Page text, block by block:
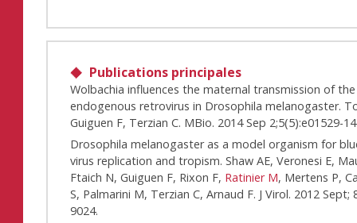
Publications principales
Wolbachia influences the maternal transmission of
endogenous retrovirus in Drosophila melanogaster.
Guiguen F, Terzian C. MBio. 2014 Sep 2;5(5):e01529-
Drosophila melanogaster as a model organism for
virus replication and tropism. Shaw AE, Veronesi E,
Ftaich N, Guiguen F, Rixon F, Ratinier M, Mertens P,
S, Palmarini M, Terzian C, Arnaud F. J Virol. 2012 Sept;
9024.